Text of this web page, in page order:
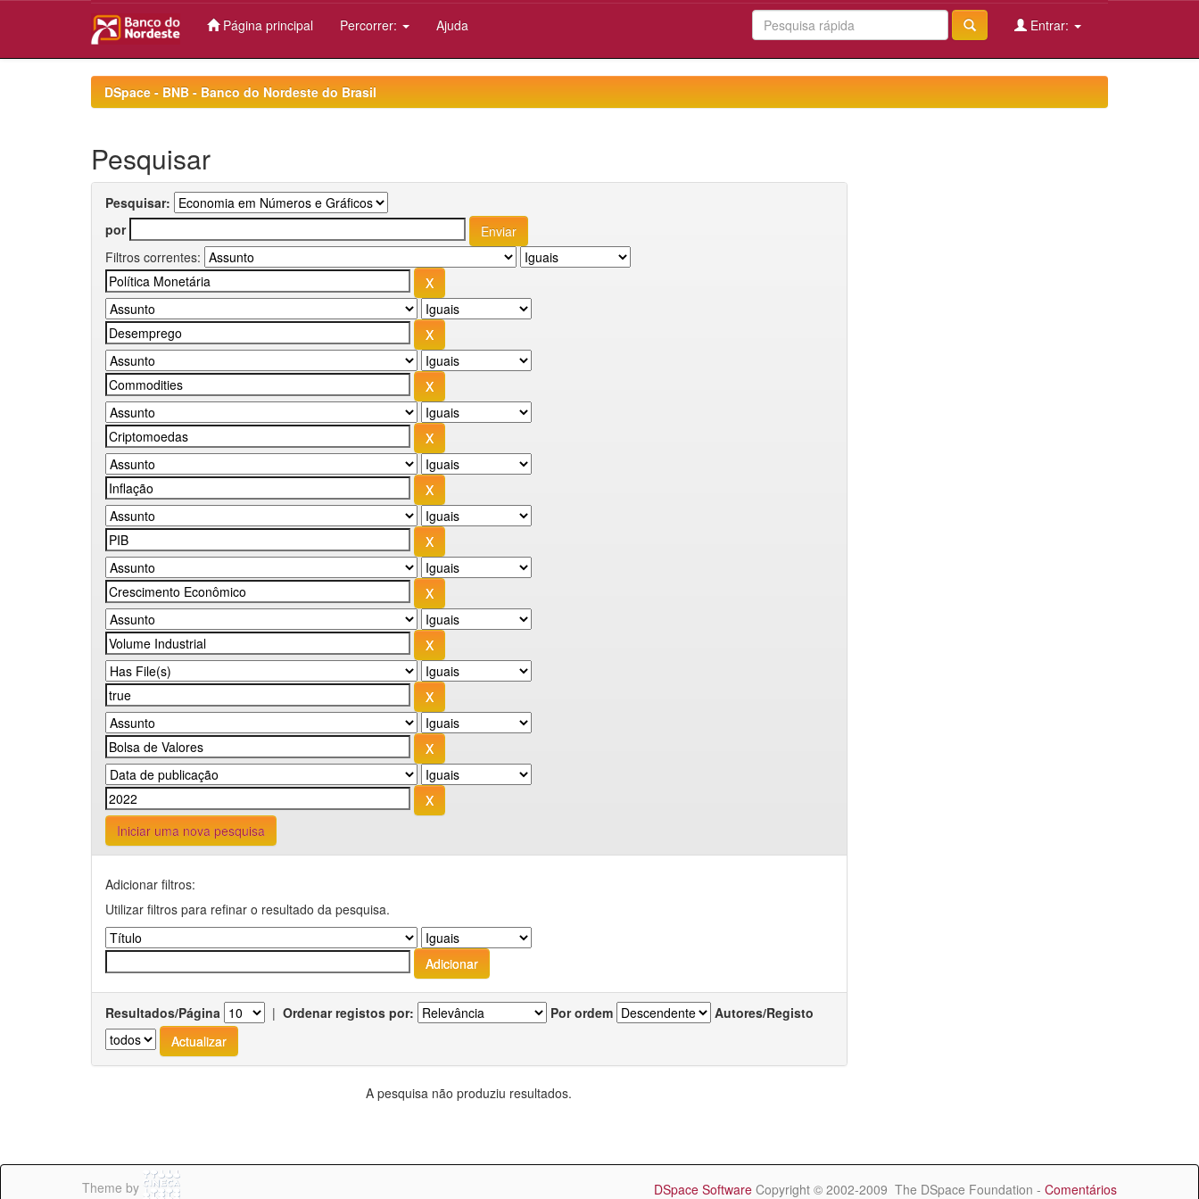
Página principal Percorrer: Ajuda Entrar:
DSpace - BNB - Banco do Nordeste do Brasil
Pesquisar
Pesquisar:
por
Filtros correntes:
Iniciar uma nova pesquisa
Adicionar filtros:
Utilizar filtros para refinar o resultado da pesquisa.
Resultados/Página | Ordenar registos por: Por ordem Autores/Registo
A pesquisa não produziu resultados.
Theme by DSpace Software Copyright © 2002-2009 The DSpace Foundation - Comentários